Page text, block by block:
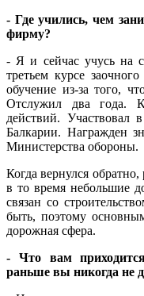
- Где учились, чем
фирму?
- Я и сейчас учусь на
третьем курсе
обучение из-за того,
Отслужил два года.
действий. Участвовал
Балкарии. Награжден
Министерства обороны.
Когда вернулся
в то время небольшие
связан со
быть, поэтому
дорожная сфера.
- Что вам
раньше вы никогда не